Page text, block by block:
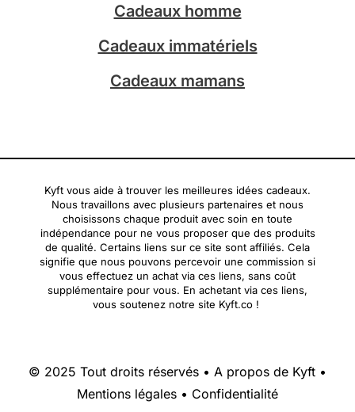
Cadeaux homme
Cadeaux immatériels
Cadeaux mamans
Kyft vous aide à trouver les meilleures idées cadeaux.
Nous travaillons avec plusieurs partenaires et nous
choisissons chaque produit avec soin en toute
indépendance pour ne vous proposer que des produits
de qualité. Certains liens sur ce site sont affiliés. Cela
signifie que nous pouvons percevoir une commission si
vous effectuez un achat via ces liens, sans coût
supplémentaire pour vous. En achetant via ces liens,
vous soutenez notre site Kyft.co !
© 2025 Tout droits réservés • A propos de Kyft •
Mentions légales • Confidentialité